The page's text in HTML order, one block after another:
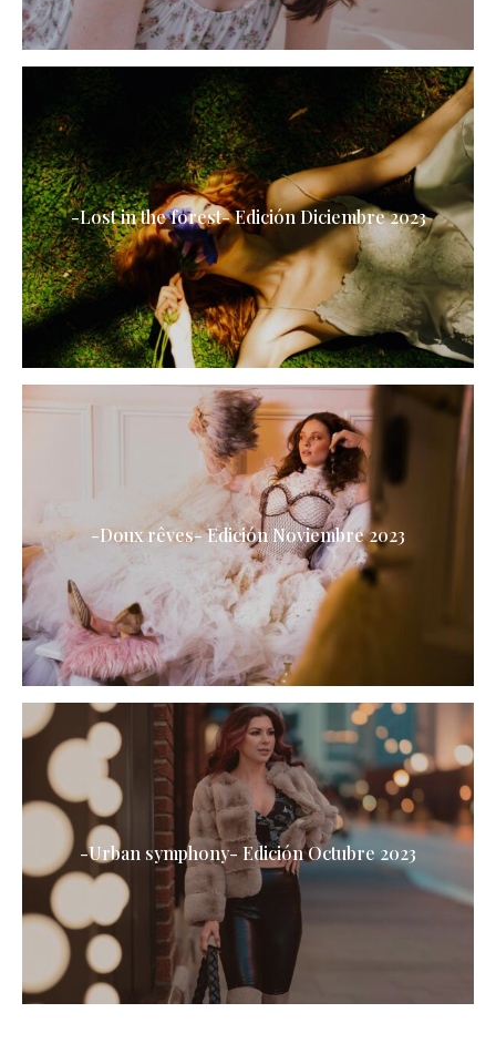
-Lost in the forest- Edición Diciembre 2023
-Doux rêves- Edición Noviembre 2023
-Urban symphony- Edición Octubre 2023